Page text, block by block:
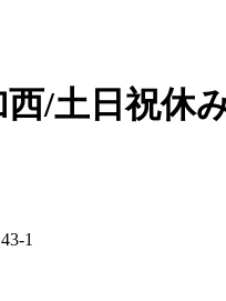
/土日祝休
1